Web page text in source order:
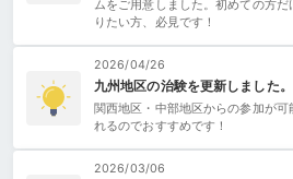
ムをご用意しました。初めての方
りたい方、必見です！
2026/04/26
九州地区の治験を更新しました。
関西地区・中部地区からの参加が可
れるのでおすすめです！
2026/03/06